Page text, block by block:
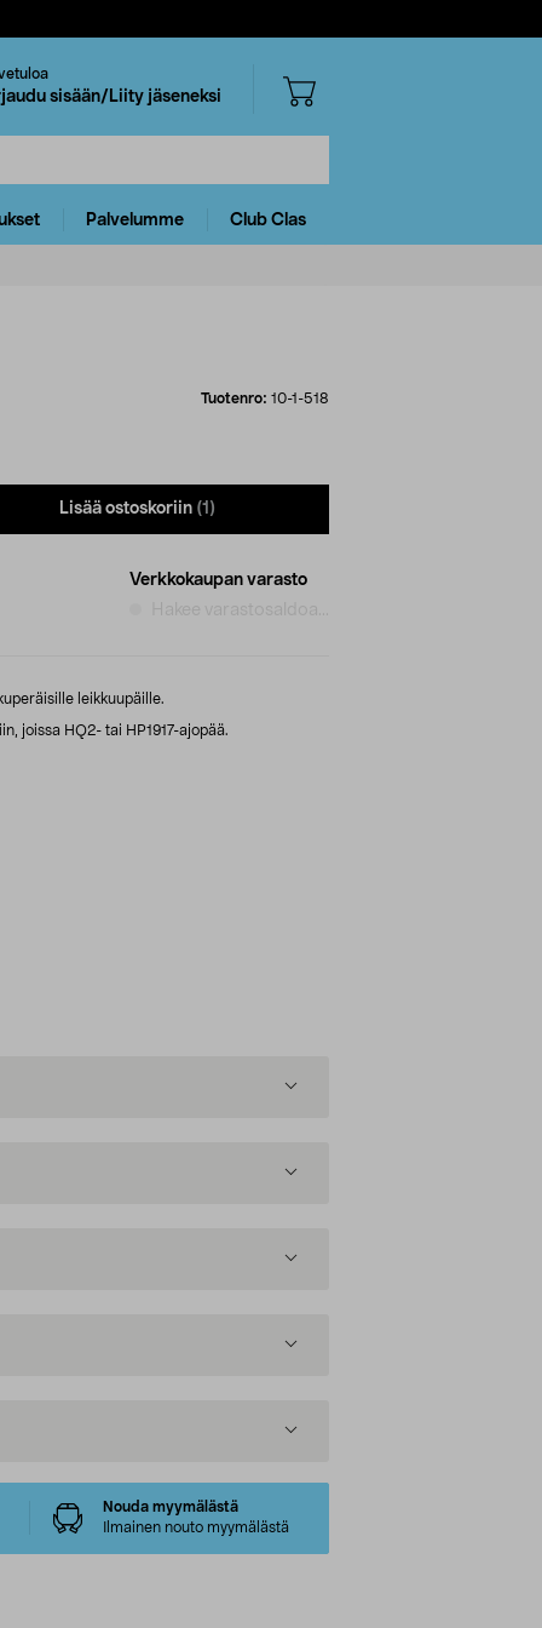
sisään/Liity jäseneksi
Palvelumme Club Clas
Tuotenro: 10-1-518
Lisää ostoskoriin (1)
Verkkokaupan varasto
leikkuupäille.
joissa HQ2- tai HP1917-ajopää.
Nouda myymälästä
Ilmainen nouto myymälästä